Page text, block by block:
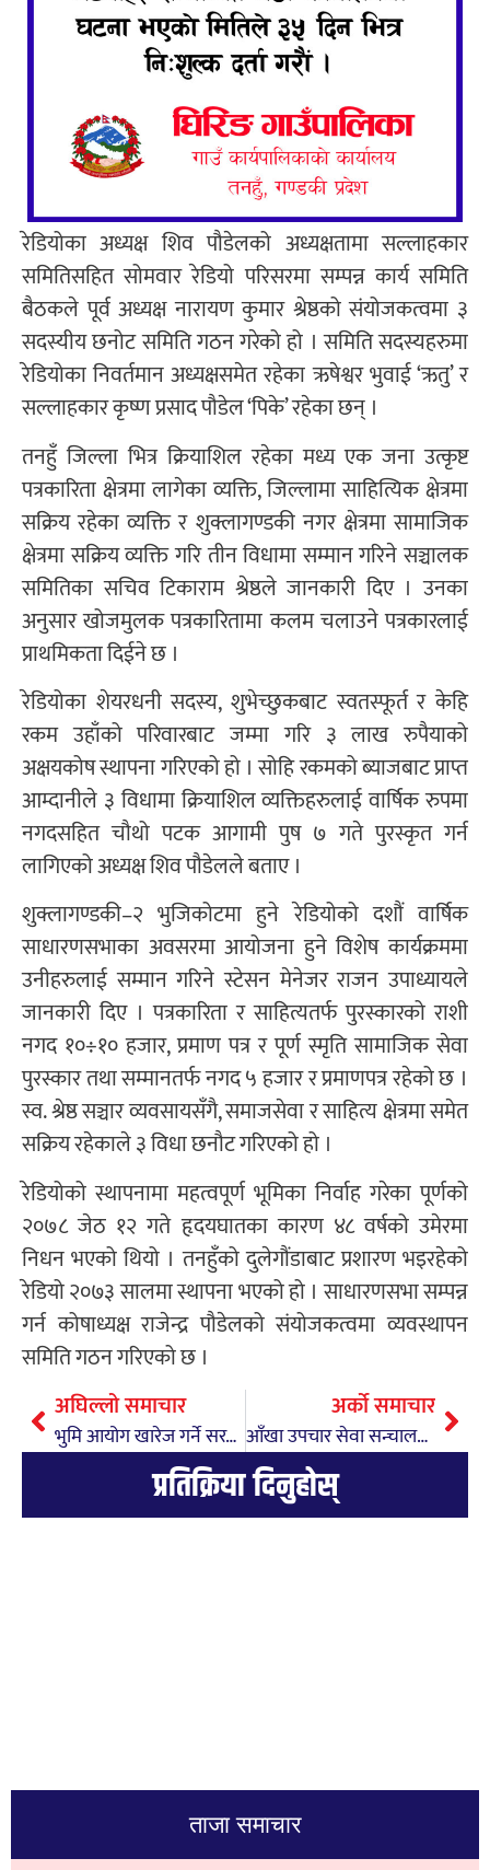
रेडियोका अध्यक्ष शिव पौडेलको अध्यक्षतामा सल्लाहकार
समितिसहित सोमवार रेडियो परिसरमा सम्पन्न कार्य समिति
बैठकले पूर्व अध्यक्ष नारायण कुमार श्रेष्ठको संयोजकत्वमा ३
सदस्यीय छनोट समिति गठन गरेको हो । समिति सदस्यहरुमा
रेडियोका निवर्तमान अध्यक्षसमेत रहेका ऋषेश्वर भुवाई ‘ऋतु’ र
सल्लाहकार कृष्ण प्रसाद पौडेल ‘पिके’ रहेका छन् ।
तनहुँ जिल्ला भित्र क्रियाशिल रहेका मध्य एक जना उत्कृष्ट
पत्रकारिता क्षेत्रमा लागेका व्यक्ति, जिल्लामा साहित्यिक क्षेत्रमा
सक्रिय रहेका व्यक्ति र शुक्लागण्डकी नगर क्षेत्रमा सामाजिक
क्षेत्रमा सक्रिय व्यक्ति गरि तीन विधामा सम्मान गरिने सञ्चालक
समितिका सचिव टिकाराम श्रेष्ठले जानकारी दिए । उनका
अनुसार खोजमुलक पत्रकारितामा कलम चलाउने पत्रकारलाई
प्राथमिकता दिईने छ ।
रेडियोका शेयरधनी सदस्य, शुभेच्छुकबाट स्वतस्फूर्त र केहि
रकम उहाँको परिवारबाट जम्मा गरि ३ लाख रुपैयाको
अक्षयकोष स्थापना गरिएको हो । सोहि रकमको ब्याजबाट प्राप्त
आम्दानीले ३ विधामा क्रियाशिल व्यक्तिहरुलाई वार्षिक रुपमा
नगदसहित चौथो पटक आगामी पुष ७ गते पुरस्कृत गर्न
लागिएको अध्यक्ष शिव पौडेलले बताए ।
शुक्लागण्डकी–२ भुजिकोटमा हुने रेडियोको दशौं वार्षिक
साधारणसभाका अवसरमा आयोजना हुने विशेष कार्यक्रममा
उनीहरुलाई सम्मान गरिने स्टेसन मेनेजर राजन उपाध्यायले
जानकारी दिए । पत्रकारिता र साहित्यतर्फ पुरस्कारको राशी
नगद १०÷१० हजार, प्रमाण पत्र र पूर्ण स्मृति सामाजिक सेवा
पुरस्कार तथा सम्मानतर्फ नगद ५ हजार र प्रमाणपत्र रहेको छ ।
स्व. श्रेष्ठ सञ्चार व्यवसायसँगै, समाजसेवा र साहित्य क्षेत्रमा समेत
सक्रिय रहेकाले ३ विधा छनौट गरिएको हो ।
रेडियोको स्थापनामा महत्वपूर्ण भूमिका निर्वाह गरेका पूर्णको
२०७८ जेठ १२ गते हृदयघातका कारण ४८ वर्षको उमेरमा
निधन भएको थियो । तनहुँको दुलेगौंडाबाट प्रशारण भइरहेको
रेडियो २०७३ सालमा स्थापना भएको हो । साधारणसभा सम्पन्न
गर्न कोषाध्यक्ष राजेन्द्र पौडेलको संयोजकत्वमा व्यवस्थापन
समिति गठन गरिएको छ ।
अघिल्लो समाचार
भुमि आयोग खारेज गर्ने सरकारको निर्णय सर्वाेच्चद्वारा बदर
अर्को समाचार
आँखा उपचार सेवा सन्चालनकोलागि म्याग्दे गाउँपालिका र हिमालय आँखा अस्पताल विच सहमती
प्रतिक्रिया दिनुहोस्
ताजा समाचार